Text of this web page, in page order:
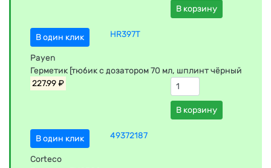
В корзину
В один клик HR397T
Payen
Герметик [тюбик с дозатором 70 мл, шплинт чёрный
227.99 ₽
В корзину
В один клик 49372187
Corteco